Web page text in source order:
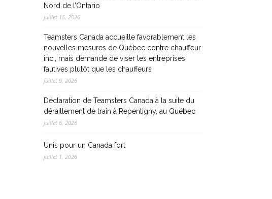
Nord de l’Ontario
juillet 15, 2026
Teamsters Canada accueille favorablement les
nouvelles mesures de Québec contre chauffeur
inc., mais demande de viser les entreprises
fautives plutôt que les chauffeurs
juillet 9, 2026
Déclaration de Teamsters Canada à la suite du
déraillement de train à Repentigny, au Québec
juillet 6, 2026
Unis pour un Canada fort
juillet 1, 2026